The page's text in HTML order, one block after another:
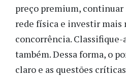
preço premium,
rede física e investir mais
concorrência. Classifique-
também. Dessa forma, o
claro e as questões